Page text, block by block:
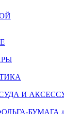
И
БУМАГА д/